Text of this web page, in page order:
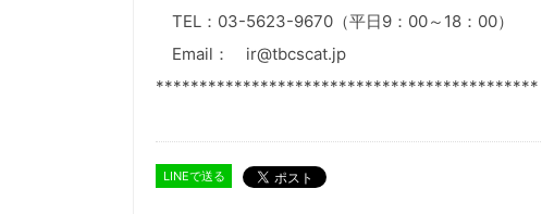
TEL：03-5623-9670（平日9：00～18：00）
Email： ir@tbcscat.jp
********************************************
LINEで送る